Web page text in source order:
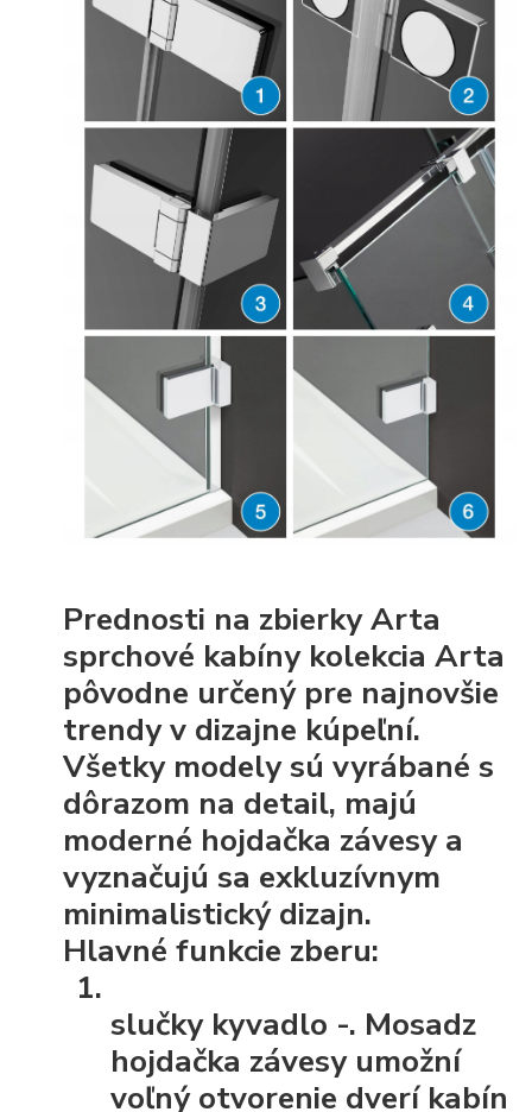
Prednosti na zbierky Arta
sprchové kabíny kolekcia Arta
pôvodne určený pre najnovšie
trendy v dizajne kúpeľní.
Všetky modely sú vyrábané s
dôrazom na detail, majú
moderné hojdačka závesy a
vyznačujú sa exkluzívnym
minimalistický dizajn.
Hlavné funkcie zberu:
slučky kyvadlo -. Mosadz
hojdačka závesy umožní
voľný otvorenie dverí kabín